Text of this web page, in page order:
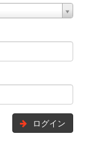
ログイン